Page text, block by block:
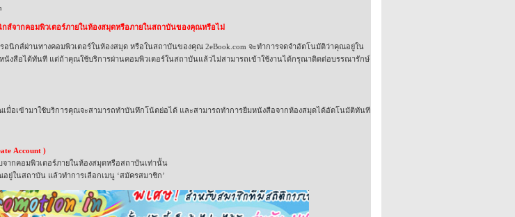
ส์จากคอมพิวเตอร์ภายในห้องสมุดหรือภายในสถาบันของคุณหรือไม่
อนิกส์ผ่านทางคอมพิวเตอร์ในห้องสมุด หรือในสถาบันของคุณ 2eBook.com จะทำการจดจำอัตโนมัติว่าคุณอยู่ใน
นังสือได้ทันที แต่ถ้าคุณใช้บริการผ่านคอมพิวเตอร์ในสถาบันแล้วไม่สามารถเข้าใช้งานได้กรุณาติดต่อบรรณารักษ์
มื่อเข้ามาใช้บริการคุณจะสามารถทำบันทึกโน้ตย่อได้ และสามารถทำการยืมหนังสือจากห้องสมุดได้อัตโนมัติทันที
Account )
จากคอมพิวเตอร์ภายในห้องสมุดหรือสถาบันเท่านั้น
อยู่ในสถาบัน แล้วทำการเลือกเมนู ‘สมัครสมาชิก’